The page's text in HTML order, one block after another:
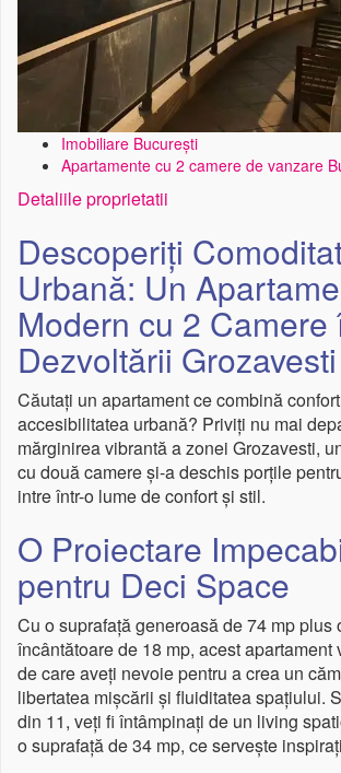
Imobiliare București
Apartamente cu 2 camere de vanzare
Detaliile proprietatii
Descoperiți
Urbană: Un
Modern cu 2 Camere
Dezvoltării Grozavesti
Căutați un apartament ce combină
accesibilitatea urbană? Priviți nu mai
mărginirea vibrantă a zonei Grozavesti,
cu două camere și-a deschis porțile
intre într-o lume de confort și stil.
O Proiectare
pentru Deci Space
Cu o suprafață generoasă de 74 mp plus
încântătoare de 18 mp, acest apartament
de care aveți nevoie pentru a crea un
libertatea mișcării și fluiditatea spațiului.
din 11, veți fi întâmpinați de un living
o suprafață de 34 mp, ce servește